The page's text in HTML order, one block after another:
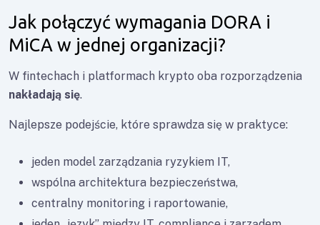
Jak połączyć wymagania DORA i
MiCA w jednej organizacji?
W fintechach i platformach krypto oba rozporządzenia
nakładają się.
Najlepsze podejście, które sprawdza się w praktyce:
jeden model zarządzania ryzykiem IT,
wspólna architektura bezpieczeństwa,
centralny monitoring i raportowanie,